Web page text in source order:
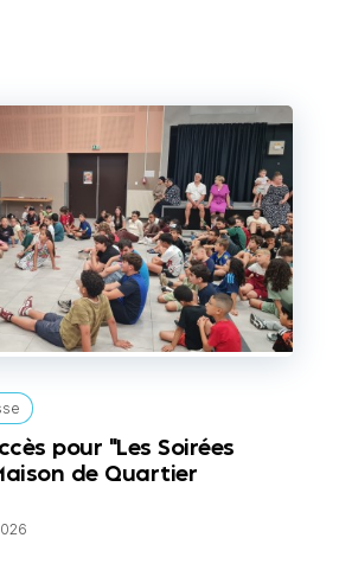
pour "Les Soirées
de Quartier